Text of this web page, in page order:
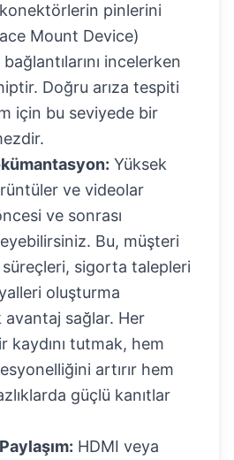
pinlerini
Mount Device)
incelerken
Doğru arıza tespiti
için bu seviyede bir
Yüksek
ve videolar
ve sonrası
Bu, müşteri
sigorta talepleri
oluşturma
avantaj sağlar. Her
kaydını tutmak, hem
artırır hem
güçlü kanıtlar
HDMI veya